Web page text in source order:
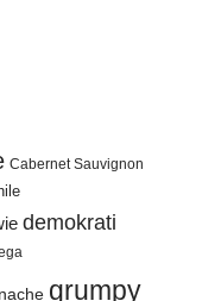
Cabernet Sauvignon
demokrati
grumpy